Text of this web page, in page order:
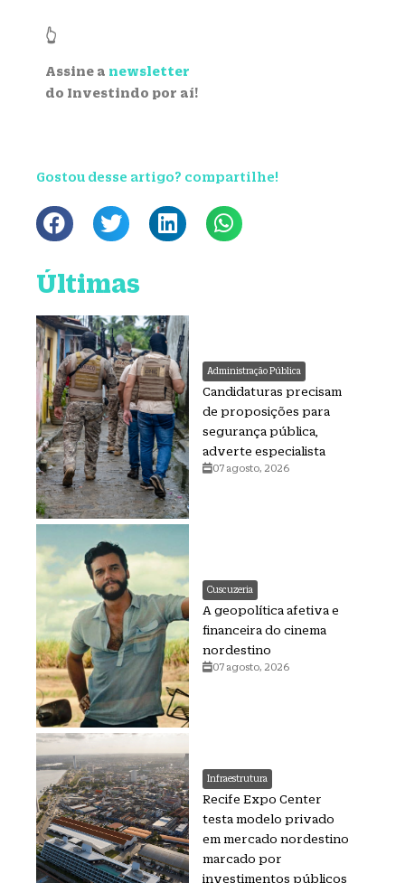
👆
Assine a newsletter
do Investindo por aí!
Gostou desse artigo? compartilhe!
Últimas
Administração Pública
Candidaturas precisam
de proposições para
segurança pública,
adverte especialista
07 agosto, 2026
Cuscuzeria
A geopolítica afetiva e
financeira do cinema
nordestino
07 agosto, 2026
Infraestrutura
Recife Expo Center
testa modelo privado
em mercado nordestino
marcado por
investimentos públicos